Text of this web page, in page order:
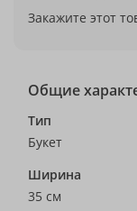
Закажите этот
Общие
Тип
Букет
Ширина
35 см